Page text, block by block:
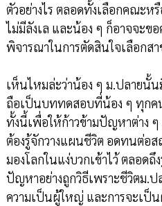
ตัวอย่างไร ตลอดทั้งเลือกคณะห
ไม่มีลังเล และน้อง ๆ ก็อาจจะ
พิจารณาในการตัดสินใจเลือกสา
เห็นไหมล่ะว่าน้อง ๆ ม.ปลาย
ถือเป็นบททดสอบที่น้อง ๆ ทุกค
ทั้งนี้เพื่อให้ก้าวข้ามปัญหาต่าง
ต้องรู้จักวางแผนชีวิต อดทนต่อ
มองโลกในแง่บวกเข้าไว้ ตลอด
ปัญหาอย่างถูกวิธีเพราะชีวิตม.
ความเป็นผู้ใหญ่ และการจะเ